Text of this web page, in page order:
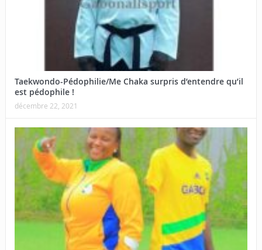
Taekwondo-Pédophilie/Me Chaka surpris d’entendre qu’il
est pédophile !
décembre 22, 2021